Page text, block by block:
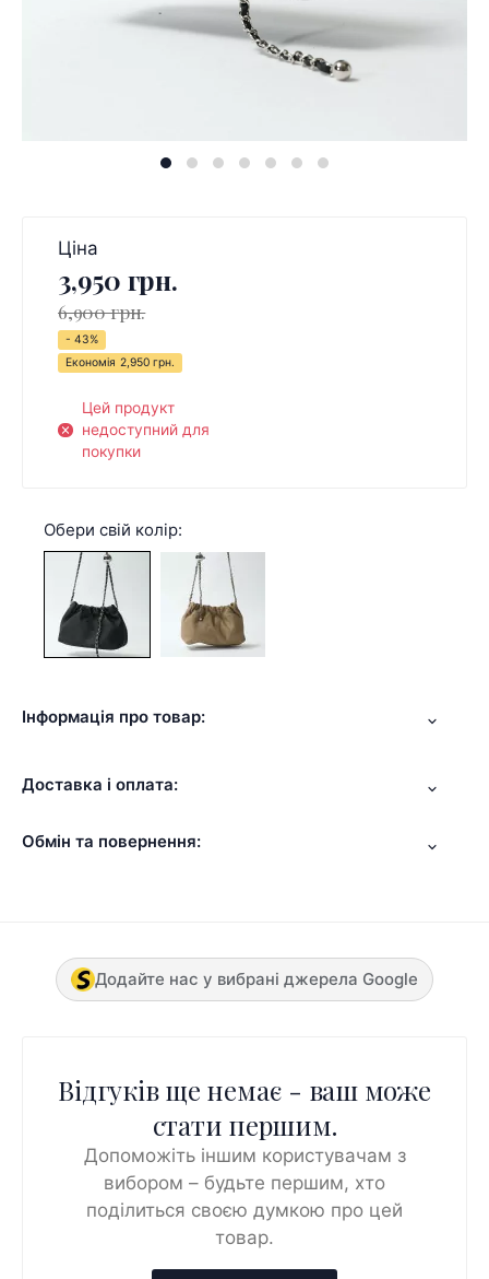
Ціна
3,950 грн.
6,900 грн.
- 43%
Економія 2,950 грн.
Цей продукт
недоступний для
покупки
Обери свій колір:
Інформація про товар:
Доставка і оплата:
Обмін та повернення:
Додайте нас у вибрані джерела Google
Відгуків ще немає - ваш може
стати першим.
Допоможіть іншим користувачам з
вибором – будьте першим, хто
поділиться своєю думкою про цей
товар.